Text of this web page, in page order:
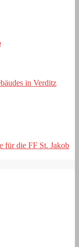
in Verditz
für die FF St. Jakob